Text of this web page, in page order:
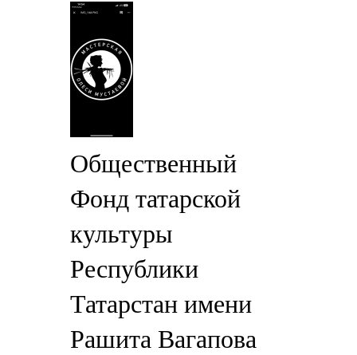
Общественный
Фонд татарской
культуры
Республики
Татарстан имени
Рашита Вагапова